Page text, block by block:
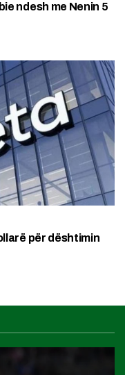
ndesh me Nenin 5
për dështimin